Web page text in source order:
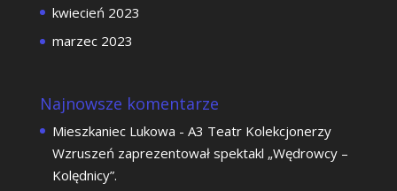
kwiecień 2023
marzec 2023
Najnowsze komentarze
Mieszkaniec Lukowa - A3 Teatr Kolekcjonerzy
Wzruszeń zaprezentował spektakl „Wędrowcy –
Kolędnicy”.